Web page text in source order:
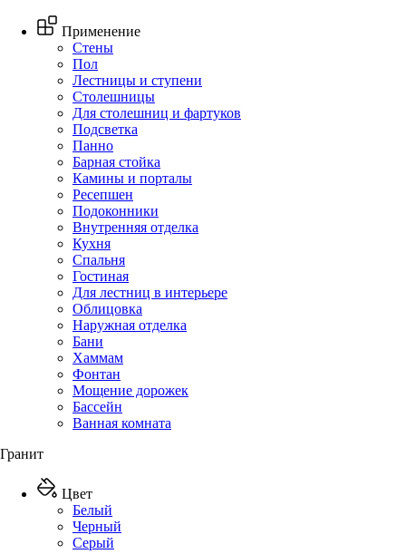
Применение
Стены
Пол
Лестницы и ступени
Столешницы
Для столешниц и фартуков
Подсветка
Панно
Барная стойка
Камины и порталы
Ресепшен
Подоконники
Внутренняя отделка
Кухня
Спальня
Гостиная
Для лестниц в интерьере
Облицовка
Наружная отделка
Бани
Хаммам
Фонтан
Мощение дорожек
Бассейн
Ванная комната
Гранит
Цвет
Белый
Черный
Серый